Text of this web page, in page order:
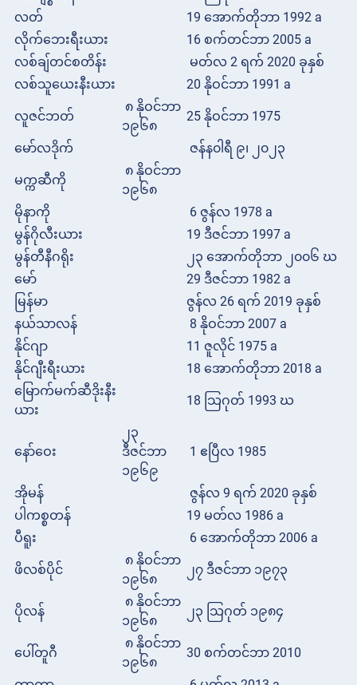
လတ်
19 အောက်တိုဘာ 1992 a
လိုက်ဘေးရီးယား
16 စက်တင်ဘာ 2005 a
လစ်ချ်တင်စတိန်း
မတ်လ 2 ရက် 2020 ခုနှစ်
လစ်သူယေးနီးယား
20 နိုဝင်ဘာ 1991 a
လူဇင်ဘတ်
၈ နိုဝင်ဘာ
၁၉၆၈
25 နိုဝင်ဘာ 1975
မော်လဒိုက် ဇန်န၀ါရီ ၉၊ ၂၀၂၃
မက္ကဆီကို
၈ နိုဝင်ဘာ
၁၉၆၈
မိုနာကို
6 ဇွန်လ 1978 a
မွန်ဂိုလီးယား
19 ဒီဇင်ဘာ 1997 a
မွန်တီနီဂရိုး
၂၃ အောက်တိုဘာ ၂၀၀၆ ဃ
မော်
29 ဒီဇင်ဘာ 1982 a
မြန်မာ
ဇွန်လ 26 ရက် 2019 ခုနှစ်
နယ်သာလန်
8 နိုဝင်ဘာ 2007 a
နိုင်ဂျာ
11 ဇူလိုင် 1975 a
နိုင်ဂျီးရီးယား
18 အောက်တိုဘာ 2018 a
မြောက်မက်ဆီဒိုးနီး
ယား
18 သြဂုတ် 1993 ဃ
နော်ဝေး
၂၃
ဒီဇင်ဘာ
၁၉၆၉
1 ဧပြီလ 1985
အိုမန်
ဇွန်လ 9 ရက် 2020 ခုနှစ်
ပါကစ္စတန်
19 မတ်လ 1986 a
ပီရူး
6 အောက်တိုဘာ 2006 a
ဖိလစ်ပိုင်
၈ နိုဝင်ဘာ
၁၉၆၈
၂၇ ဒီဇင်ဘာ ၁၉၇၃
ပိုလန်
၈ နိုဝင်ဘာ
၁၉၆၈
၂၃ သြဂုတ် ၁၉၈၄
ပေါ်တူဂီ
၈ နိုဝင်ဘာ
၁၉၆၈
30 စက်တင်ဘာ 2010